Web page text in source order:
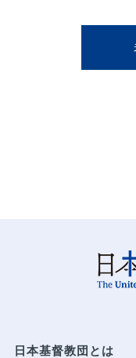
日本基督教団とは